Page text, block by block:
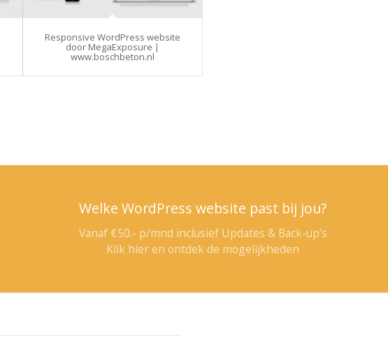
Responsive WordPress website
door MegaExposure |
www.boschbeton.nl
Welke WordPress website past bij jou?
Vanaf €50.- p/mnd inclusief Updates & Back-up’s
Klik hier en ontdek de mogelijkheden